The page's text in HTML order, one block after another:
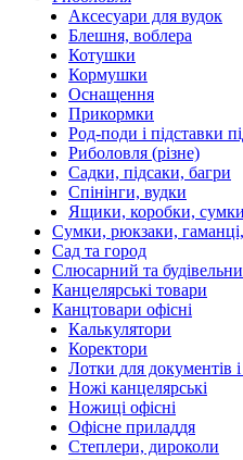
Аксесуари для вудок
Блешня, воблера
Котушки
Кормушки
Оснащення
Прикормки
Род-поди і підставки
Риболовля (різне)
Садки, підсаки, багри
Спінінги, вудки
Ящики, коробки,
Сумки, рюкзаки,
Сад та город
Слюсарний та
Канцелярські товари
Канцтовари офісні
Калькулятори
Коректори
Лотки для документів і
Ножі канцелярські
Ножиці офісні
Офісне приладдя
Степлери, дироколи